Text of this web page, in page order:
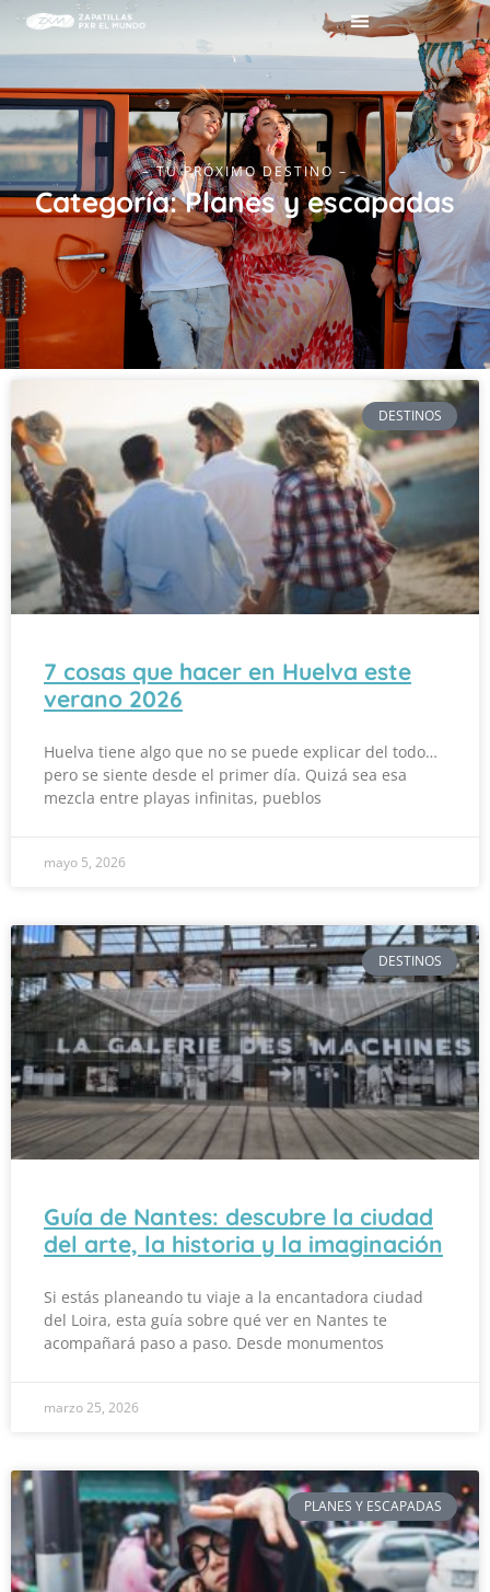
– TU PRÓXIMO DESTINO –
Categoría: Planes y escapadas
DESTINOS
7 cosas que hacer en Huelva este
verano 2026
Huelva tiene algo que no se puede explicar del todo…
pero se siente desde el primer día. Quizá sea esa
mezcla entre playas infinitas, pueblos
mayo 5, 2026
DESTINOS
Guía de Nantes: descubre la ciudad
del arte, la historia y la imaginación
Si estás planeando tu viaje a la encantadora ciudad
del Loira, esta guía sobre qué ver en Nantes te
acompañará paso a paso. Desde monumentos
marzo 25, 2026
PLANES Y ESCAPADAS